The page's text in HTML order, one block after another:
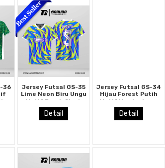
36
Jersey Futsal GS-35
Lime Neon Biru Ungu
Motif Brush Slash
Abstrak dengan Dot
Texture
Detail
Jersey Futsal GS-34
Hijau Forest Putih
Motif Herringbone
Tipis Vertikal yang
Clean dan Elegan
Detail